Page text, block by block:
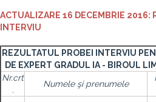
ACTUALIZARE 16 DECEMBRIE 2016:
INTERVIU
REZULTATUL PROBEI INTERVIU
DE EXPERT GRADUL IA - BIROUL
Nr.crt
.
Numele şi prenumele